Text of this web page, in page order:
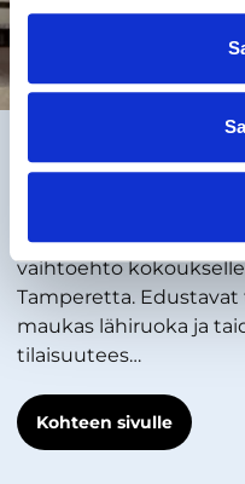
Kohteet ja aktiviteetit
Kokoukset ja
Kangasala-talo on
vaihtoehto
Tamperetta.
maukas lähiruoka ja
tilaisuutees…
Kohteen sivulle